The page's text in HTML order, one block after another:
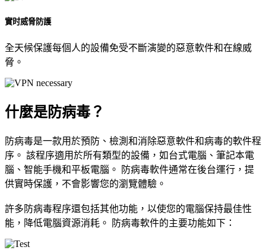
實时威脅防護
全天候保護每個人的設備免受不斷演變的惡意軟件和在線威
脅。
什麼是防病毒？
防病毒是一款用於預防、檢測和消除惡意軟件和病毒的軟件程
序。 該程序適用於所有類型的設備，如台式電腦、筆記本電
腦、智能手機和平板電腦。 防病毒軟件通常在後台運行，提
供實時保護，不會影響您的瀏覽體驗。
許多防病毒程序還包括其他功能，以使您的電腦保持最佳性
能，降低電腦資源消耗。 防病毒軟件的主要功能如下：